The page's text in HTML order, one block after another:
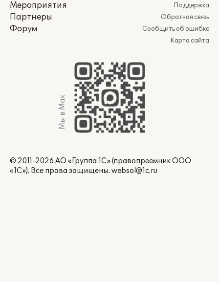
Мероприятия
Партнеры
Форум
Поддержка
Обратная связь
Сообщить об ошибке
Карта сайта
Мы в Max
© 2011-2026 АО «Группа 1С» (правопреемник ООО
«1С»). Все права защищены. websol@1c.ru